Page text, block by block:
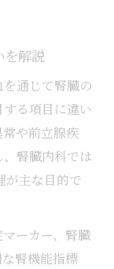
を解説
通じて腎臓の
る項目に違い
や前立腺疾
腎臓内科では
が主な目的で
ーカー、腎臓
腎機能指標